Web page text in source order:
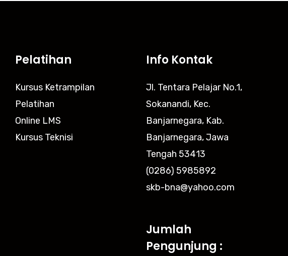
Pelatihan
Kursus Ketrampilan
Pelatihan
Online LMS
Kursus Teknisi
Info Kontak
Jl. Tentara Pelajar No.1,
Sokanandi, Kec.
Banjarnegara, Kab.
Banjarnegara, Jawa
Tengah 53413
(0286) 5985892
skb-bna@yahoo.com
Jumlah
Pengunjung :